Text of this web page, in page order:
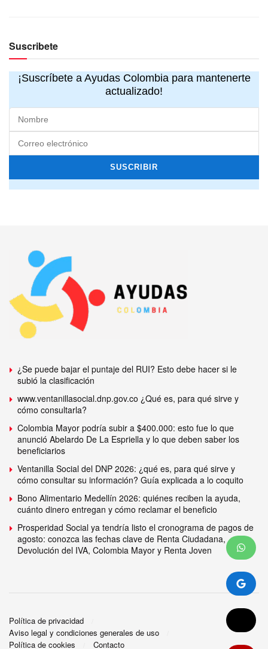
Suscribete
¡Suscríbete a Ayudas Colombia para mantenerte
actualizado!
¿Se puede bajar el puntaje del RUI? Esto debe hacer si le
subió la clasificación
www.ventanillasocial.dnp.gov.co ¿Qué es, para qué sirve y
cómo consultarla?
Colombia Mayor podría subir a $400.000: esto fue lo que
anunció Abelardo De La Espriella y lo que deben saber los
beneficiarios
Ventanilla Social del DNP 2026: ¿qué es, para qué sirve y
cómo consultar su información? Guía explicada a lo coquito
Bono Alimentario Medellín 2026: quiénes reciben la ayuda,
cuánto dinero entregan y cómo reclamar el beneficio
Prosperidad Social ya tendría listo el cronograma de pagos de
agosto: conozca las fechas clave de Renta Ciudadana,
Devolución del IVA, Colombia Mayor y Renta Joven
Política de privacidad
Aviso legal y condiciones generales de uso
Política de cookies
Contacto